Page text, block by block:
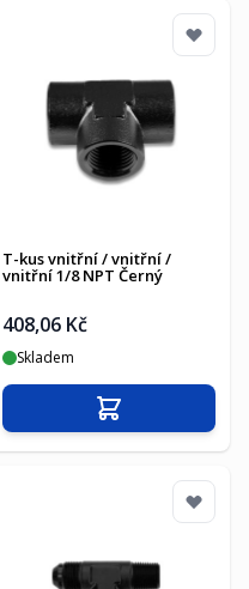
T-kus vnitřní / vnitřní /
vnitřní 1/8 NPT Černý
408,06 Kč
Skladem
Přidat do košíku